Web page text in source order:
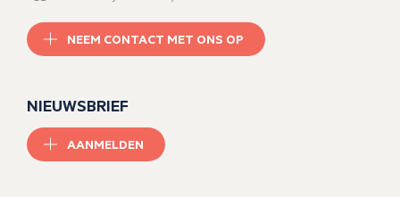
NEEM CONTACT MET ONS OP
NIEUWSBRIEF
AANMELDEN